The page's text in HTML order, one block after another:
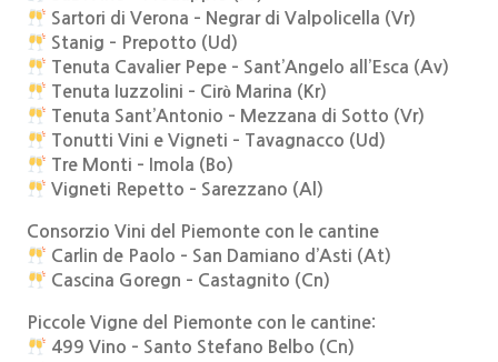
Sartori di Verona – Negrar di Valpolicella (Vr)
Stanig – Prepotto (Ud)
Tenuta Cavalier Pepe – Sant’Angelo all’Esca (Av)
Tenuta Iuzzolini – Cirò Marina (Kr)
Tenuta Sant’Antonio – Mezzana di Sotto (Vr)
Tonutti Vini e Vigneti – Tavagnacco (Ud)
Tre Monti – Imola (Bo)
Vigneti Repetto – Sarezzano (Al)
Consorzio Vini del Piemonte con le cantine
Carlin de Paolo – San Damiano d’Asti (At)
Cascina Goregn – Castagnito (Cn)
Piccole Vigne del Piemonte con le cantine:
499 Vino – Santo Stefano Belbo (Cn)